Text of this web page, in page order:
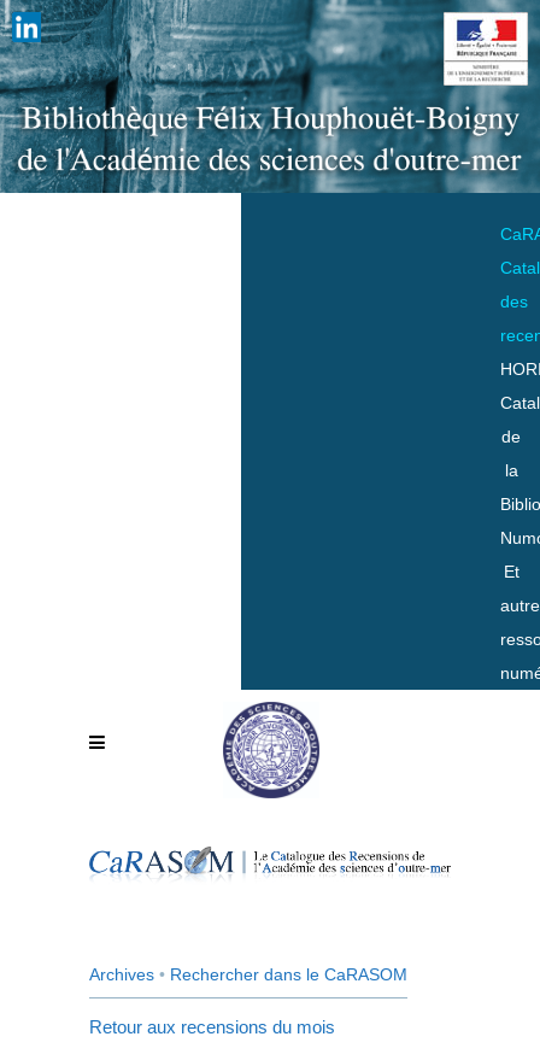
des
de
la
Et
Archives • Rechercher dans le CaRASOM
Retour aux recensions du mois